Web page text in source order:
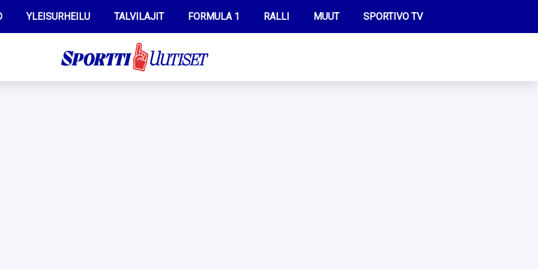
YLEISURHEILU TALVILAJIT FORMULA 1 RALLI MUUT SPORTIVO TV